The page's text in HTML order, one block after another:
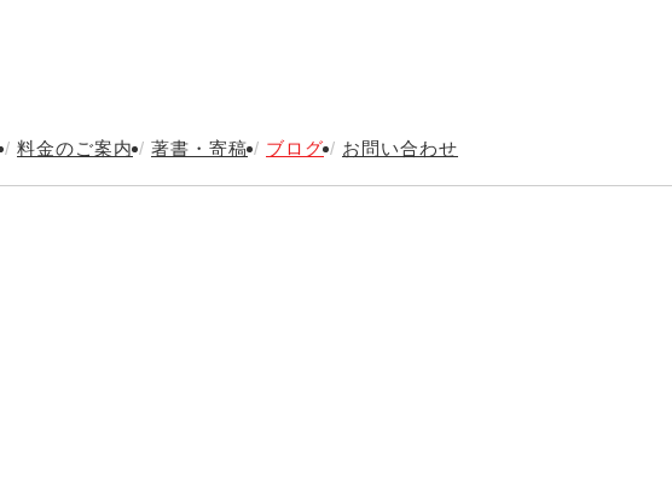
/ 料金のご案内 / 著書・寄稿 / ブログ / お問い合わせ